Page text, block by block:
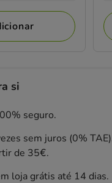
si
seguro.
sem juros (0%
de 35€.
loja grátis até 14 dias.